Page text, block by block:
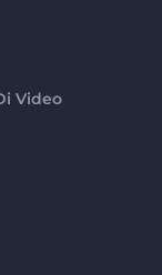
Video